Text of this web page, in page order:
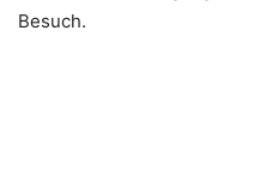
Besuch.